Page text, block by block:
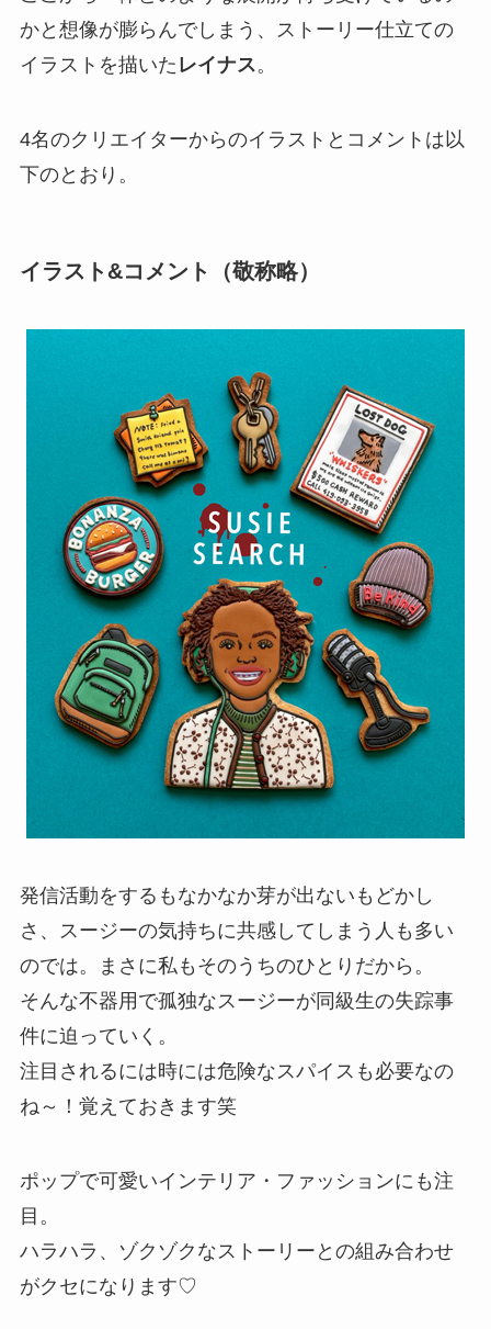
かと想像が膨らんでしまう、ストーリー仕立ての
イラストを描いた レイナス。
4名のクリエイターからのイラストとコメントは以
下のとおり。
イラスト&コメント（敬称略）
発信活動をするもなかなか芽が出ないもどかし
さ、スージーの気持ちに共感してしまう人も多い
のでは。まさに私もそのうちのひとりだから。
そんな不器用で孤独なスージーが同級生の失踪事
件に迫っていく。
注目されるには時には危険なスパイスも必要なの
ね～！覚えておきます笑
ポップで可愛いインテリア・ファッションにも注
目。
ハラハラ、ゾクゾクなストーリーとの組み合わせ
がクセになります♡